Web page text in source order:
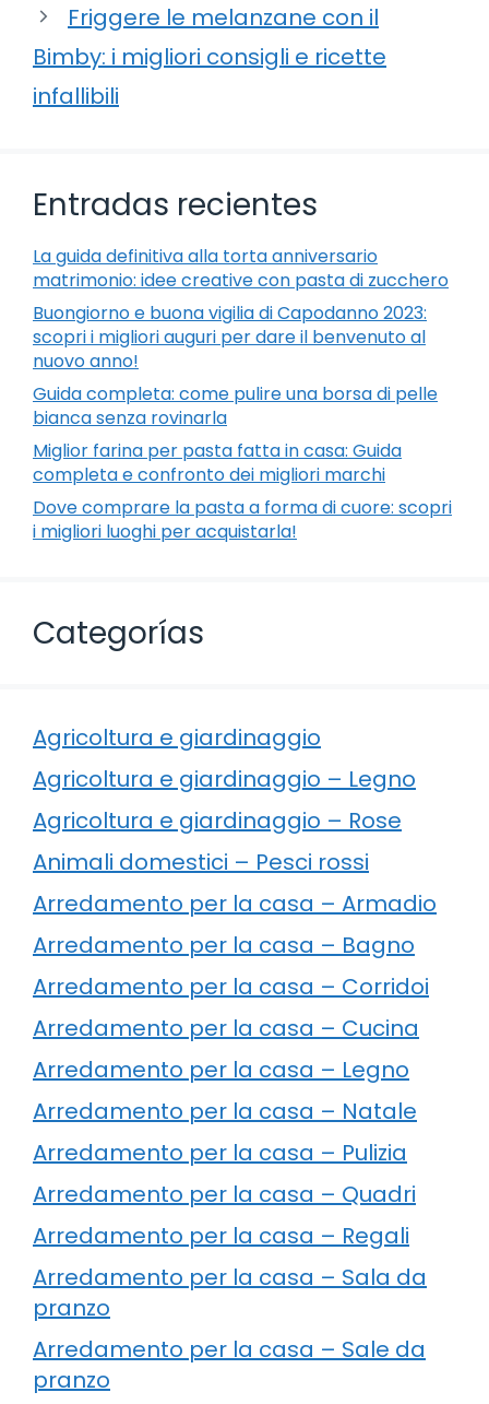
Friggere le melanzane con il
Bimby: i migliori consigli e ricette
infallibili
Entradas recientes
La guida definitiva alla torta anniversario
matrimonio: idee creative con pasta di zucchero
Buongiorno e buona vigilia di Capodanno 2023:
scopri i migliori auguri per dare il benvenuto al
nuovo anno!
Guida completa: come pulire una borsa di pelle
bianca senza rovinarla
Miglior farina per pasta fatta in casa: Guida
completa e confronto dei migliori marchi
Dove comprare la pasta a forma di cuore: scopri
i migliori luoghi per acquistarla!
Categorías
Agricoltura e giardinaggio
Agricoltura e giardinaggio – Legno
Agricoltura e giardinaggio – Rose
Animali domestici – Pesci rossi
Arredamento per la casa – Armadio
Arredamento per la casa – Bagno
Arredamento per la casa – Corridoi
Arredamento per la casa – Cucina
Arredamento per la casa – Legno
Arredamento per la casa – Natale
Arredamento per la casa – Pulizia
Arredamento per la casa – Quadri
Arredamento per la casa – Regali
Arredamento per la casa – Sala da
pranzo
Arredamento per la casa – Sale da
pranzo